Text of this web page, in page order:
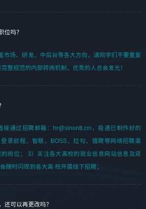
位吗？
市场、研发、中后台等各大方向，请同学们不要重复
整规范的内部转岗机制，优秀的人总会发光！
接通过招聘邮箱：hr@sinontt.cm，投递已制作好的
录前程、智联、BOSS、拉勾、猎聘等网络招聘渠
岗位； 3）关注各大高校的就业信息网站信息及双
随时闪现到各大高 校开展线下招聘；
还可以再更改吗？